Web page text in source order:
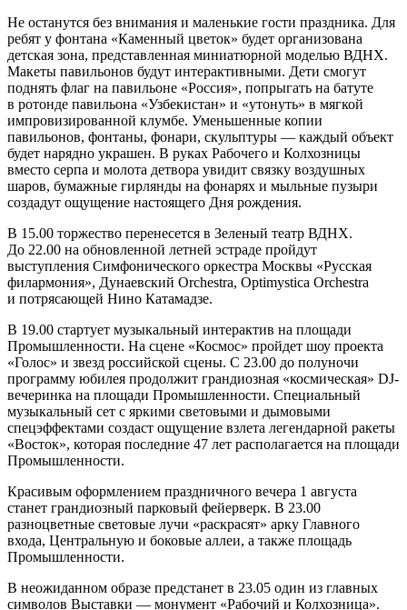
Не останутся без внимания и маленькие гости праздника. Для
ребят у фонтана «Каменный цветок» будет организована
детская зона, представленная миниатюрной моделью ВДНХ.
Макеты павильонов будут интерактивными. Дети смогут
поднять флаг на павильоне «Россия», попрыгать на батуте
в ротонде павильона «Узбекистан» и «утонуть» в мягкой
импровизированной клумбе. Уменьшенные копии
павильонов, фонтаны, фонари, скульптуры — каждый объект
будет нарядно украшен. В руках Рабочего и Колхозницы
вместо серпа и молота детвора увидит связку воздушных
шаров, бумажные гирлянды на фонарях и мыльные пузыри
создадут ощущение настоящего Дня рождения.
В 15.00 торжество перенесется в Зеленый театр ВДНХ.
До 22.00 на обновленной летней эстраде пройдут
выступления Симфонического оркестра Москвы «Русская
филармония», Дунаевский Orchestra, Optimystica Orchestra
и потрясающей Нино Катамадзе.
В 19.00 стартует музыкальный интерактив на площади
Промышленности. На сцене «Космос» пройдет шоу проекта
«Голос» и звезд российской сцены. С 23.00 до полуночи
программу юбилея продолжит грандиозная «космическая» DJ-
вечеринка на площади Промышленности. Специальный
музыкальный сет с яркими световыми и дымовыми
спецэффектами создаст ощущение взлета легендарной ракеты
«Восток», которая последние 47 лет располагается на площади
Промышленности.
Красивым оформлением праздничного вечера 1 августа
станет грандиозный парковый фейерверк. В 23.00
разноцветные световые лучи «раскрасят» арку Главного
входа, Центральную и боковые аллеи, а также площадь
Промышленности.
В неожиданном образе предстанет в 23.05 один из главных
символов Выставки — монумент «Рабочий и Колхозница».